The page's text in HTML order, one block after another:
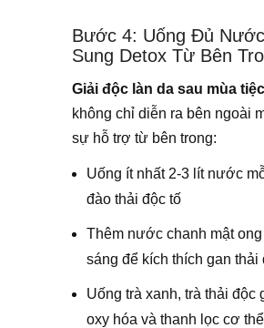
Bước 4: Uống Đủ
Sung Detox Từ Bên
Giải độc làn da sau mùa
không chỉ diễn ra bên ngoài
sự hỗ trợ từ bên trong:
Uống ít nhất 2-3 lít nước
đào thải độc tố
Thêm nước chanh mật
sáng để kích thích gan thải
Uống trà xanh, trà thải độc
oxy hóa và thanh lọc cơ thể